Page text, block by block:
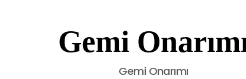
Gemi
Gemi Onarımı